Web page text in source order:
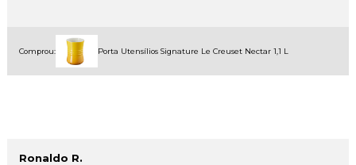
Comprou: Porta Utensílios Signature Le Creuset Nectar 1,1 L
Ronaldo R.